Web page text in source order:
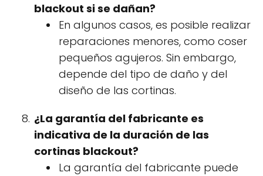
blackout si se dañan?
En algunos casos, es posible realizar
reparaciones menores, como coser
pequeños agujeros. Sin embargo,
depende del tipo de daño y del
diseño de las cortinas.
¿La garantía del fabricante es
indicativa de la duración de las
cortinas blackout?
La garantía del fabricante puede